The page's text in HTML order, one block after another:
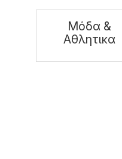
Μόδα &
Aθλητικα